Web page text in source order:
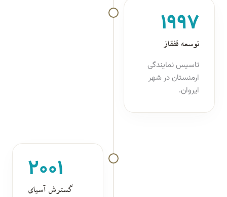
۱۹۹۷
توسعه قفقاز
تاسیس نمایندگی
ارمنستان در شهر
ایروان.
۲۰۰۱
گسترش آسیای